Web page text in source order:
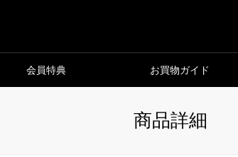
会員特典 お買物ガイド
商品詳細